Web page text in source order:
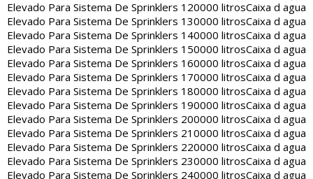
Elevado Para Sistema De Sprinklers 120000 litrosCaixa d agua
Elevado Para Sistema De Sprinklers 130000 litrosCaixa d agua
Elevado Para Sistema De Sprinklers 140000 litrosCaixa d agua
Elevado Para Sistema De Sprinklers 150000 litrosCaixa d agua
Elevado Para Sistema De Sprinklers 160000 litrosCaixa d agua
Elevado Para Sistema De Sprinklers 170000 litrosCaixa d agua
Elevado Para Sistema De Sprinklers 180000 litrosCaixa d agua
Elevado Para Sistema De Sprinklers 190000 litrosCaixa d agua
Elevado Para Sistema De Sprinklers 200000 litrosCaixa d agua
Elevado Para Sistema De Sprinklers 210000 litrosCaixa d agua
Elevado Para Sistema De Sprinklers 220000 litrosCaixa d agua
Elevado Para Sistema De Sprinklers 230000 litrosCaixa d agua
Elevado Para Sistema De Sprinklers 240000 litrosCaixa d agua